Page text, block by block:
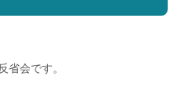
省会です。